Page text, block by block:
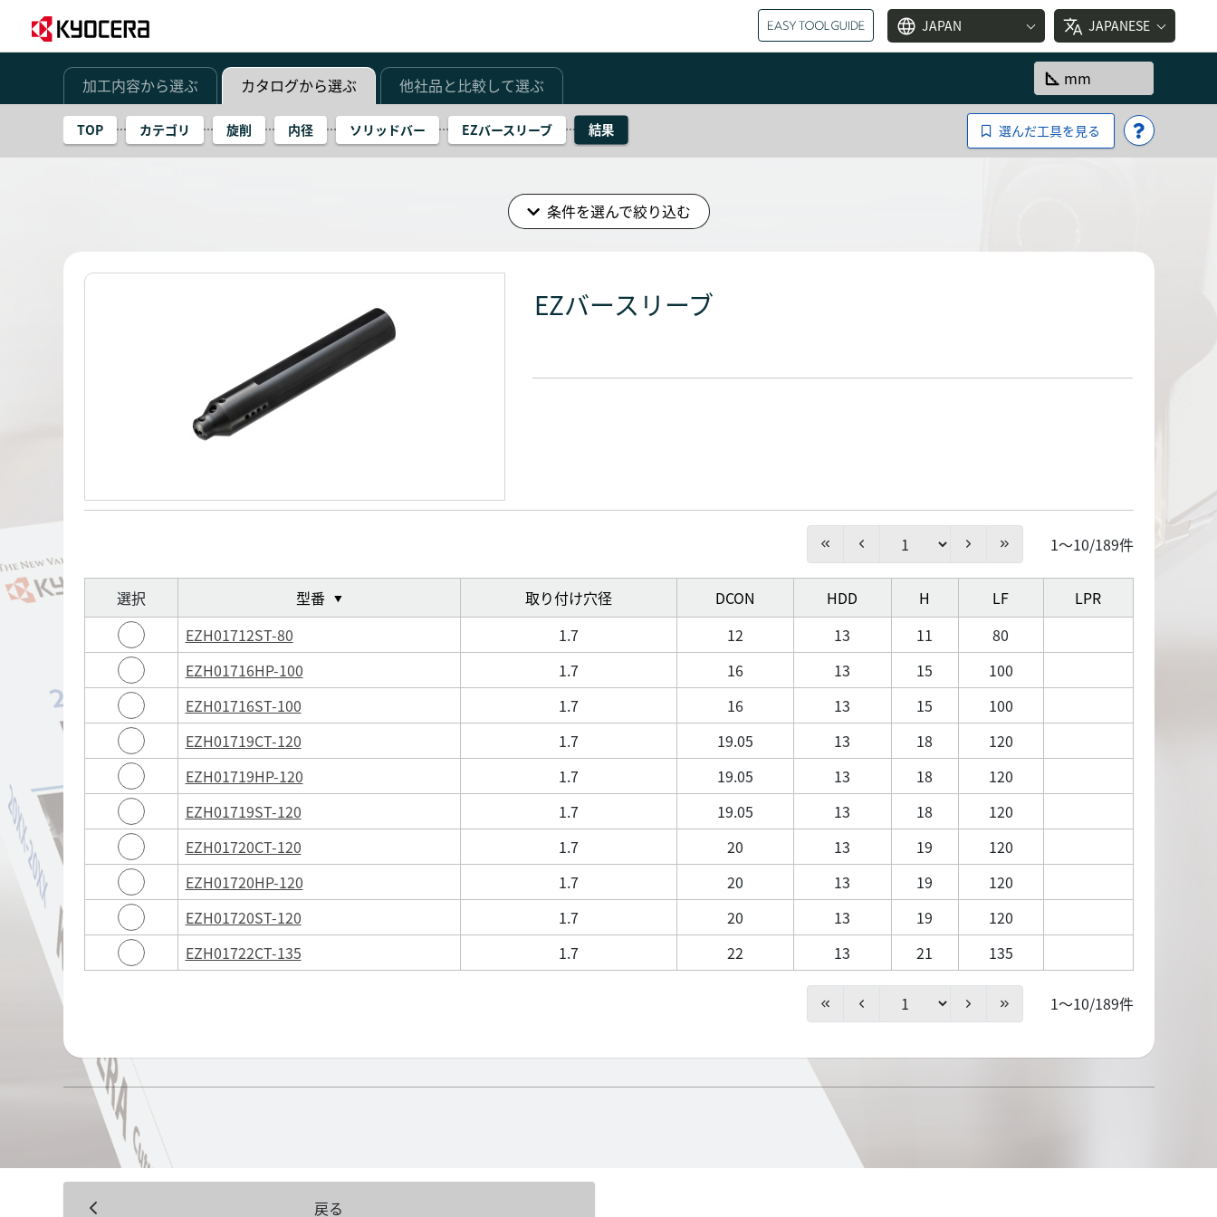
language JAPAN translate JAPANESE
加工内容から選ぶ カタログから選ぶ 他社品と比較して選ぶ square_foot mm
TOP カテゴリ 旋削 内径 ソリッドバー EZバースリーブ 結果 選んだ工具を見る
条件を選んで絞り込む
EZバースリーブ
1～10/189件
選択 型番 ▼ 取り付け穴径 DCON HDD H LF
LPR
EZH01712ST-80
1.7 12 13 11
80
EZH01716HP-100
1.7 16 13 15
100
EZH01716ST-100
1.7 16 13 15
100
EZH01719CT-120
1.7 19.05 13 18
120
EZH01719HP-120
1.7 19.05 13 18
120
EZH01719ST-120
1.7 19.05 13 18
120
EZH01720CT-120
1.7 20 13 19
120
EZH01720HP-120
1.7 20 13 19
120
EZH01720ST-120
1.7 20 13 19
120
EZH01722CT-135
1.7 22 13 21 135
1～10/189件
戻る